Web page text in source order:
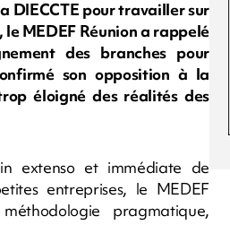
DIECCTE pour travailler sur
MEDEF Réunion a rappelé
des branches pour
son opposition à la
éloigné des réalités des
extenso et immédiate de
entreprises, le MEDEF
pragmatique,